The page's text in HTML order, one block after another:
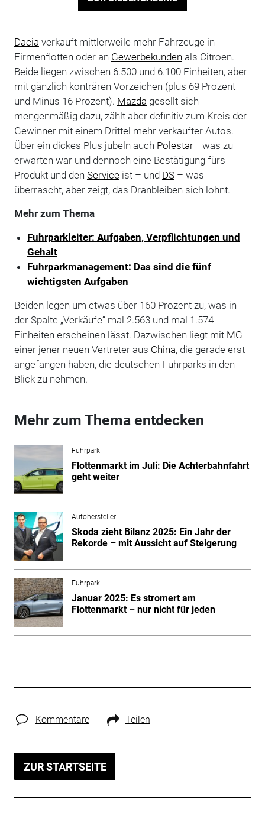
Dacia verkauft mittlerweile mehr Fahrzeuge in
Firmenflotten oder an Gewerbekunden als Citroen.
Beide liegen zwischen 6.500 und 6.100 Einheiten, aber
mit gänzlich konträren Vorzeichen (plus 69 Prozent
und Minus 16 Prozent). Mazda gesellt sich
mengenmäßig dazu, zählt aber definitiv zum Kreis der
Gewinner mit einem Drittel mehr verkaufter Autos.
Über ein dickes Plus jubeln auch Polestar–was zu
erwarten war und dennoch eine Bestätigung fürs
Produkt und den Serviceist –­ und DS– was
überrascht, aber zeigt, das Dranbleiben sich lohnt.
Mehr zum Thema
Fuhrparkleiter: Aufgaben, Verpflichtungen und
Gehalt
Fuhrparkmanagement: Das sind die fünf
wichtigsten Aufgaben
Beiden legen um etwas über 160 Prozent zu, was in
der Spalte „Verkäufe“ mal 2.563 und mal 1.574
Einheiten erscheinen lässt. Dazwischen liegt mit MG
einer jener neuen Vertreter aus China, die gerade erst
angefangen haben, die deutschen Fuhrparks in den
Blick zu nehmen.
Mehr zum Thema entdecken
Fuhrpark
Flottenmarkt im Juli: Die Achterbahnfahrt
geht weiter
Autohersteller
Skoda zieht Bilanz 2025: Ein Jahr der
Rekorde – mit Aussicht auf Steigerung
Fuhrpark
Januar 2025: Es stromert am
Flottenmarkt – nur nicht für jeden
Kommentare Teilen
ZUR STARTSEITE